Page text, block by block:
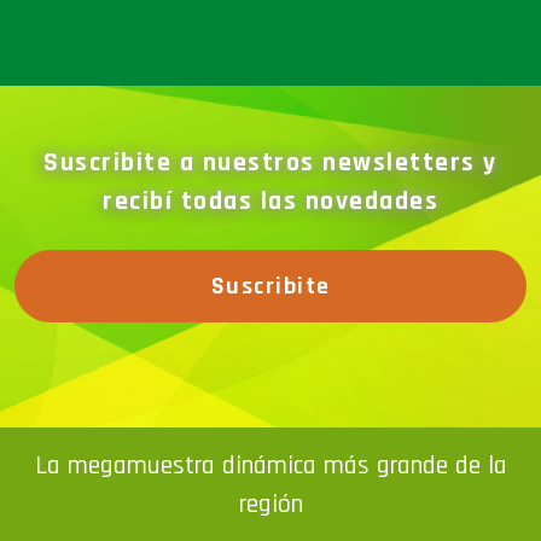
Suscribite a nuestros newsletters y
recibí todas las novedades
Suscribite
La megamuestra dinámica más grande de la
región